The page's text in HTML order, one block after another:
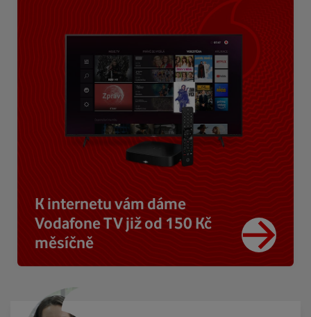
K internetu vám dáme
Vodafone TV již od 150 Kč
měsíčně